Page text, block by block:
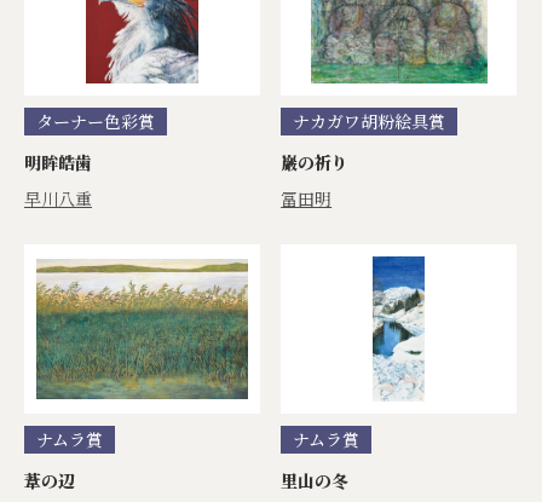
ターナー色彩賞
明眸皓歯
早川八重
ナカガワ胡粉絵具賞
巖の祈り
冨田明
ナムラ賞
葦の辺
ナムラ賞
里山の冬